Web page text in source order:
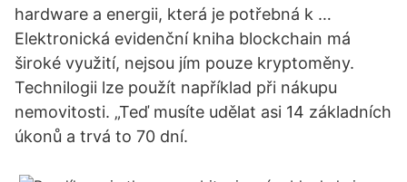
hardware a energii, která je potřebná k …
Elektronická evidenční kniha blockchain má
široké využití, nejsou jím pouze kryptoměny.
Technilogii lze použít například při nákupu
nemovitosti. „Teď musíte udělat asi 14 základních
úkonů a trvá to 70 dní.